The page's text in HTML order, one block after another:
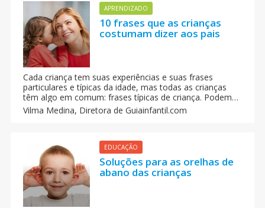
APRENDIZADO
10 frases que as crianças
costumam dizer aos pais
Cada criança tem suas experiências e suas frases
particulares e típicas da idade, mas todas as crianças
têm algo em comum: frases típicas de criança. Podem
ser ditas em diferentes idiomas, por crianças de
diferentes raças, mas com diferentes culturas. Conheça
Vilma Medina, Diretora de Guiainfantil.com
EDUCAÇÃO
Soluções para as orelhas de
abano das crianças